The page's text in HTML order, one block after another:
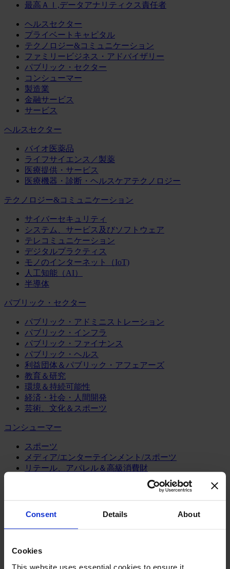
Consent Details About
Cookies
This website uses essential cookies to ensure it
最高ＡＩ,データアナリティクス責任者
ヘルスセクター
プライベートキャピタル
テクノロジー&コミュニケーション
ファミリービジネス・アドバイザリー
パブリック・セクター
コンシューマー
製造業
金融サービス
サービス
ヘルスセクター
バイオ医薬品
ライフサイエンス／製薬
医療提供・サービス
医療機器・診断・ヘルスケアテクノロジー
テクノロジー&コミュニケーション
サイバーセキュリティ
システム、サービス及びソフトウェア
テレコミュニケーション
デジタルプラクティス
モノのインターネット（IoT)
人工知能（AI）
半導体
パブリック・セクター
パブリック・アドミニストレーション
パブリック・インフラ
パブリック・ファイナンス
パブリック・ヘルス
利益団体＆パブリック・アフェアーズ
教育＆研究
環境＆持続可能性
経済・社会・人間開発
芸術、文化＆スポーツ
コンシューマー
スポーツ
メディア/エンターテインメント/スポーツ
リテール、アパレル＆高級消費財
エネルギー
機械・産業テクノロジー